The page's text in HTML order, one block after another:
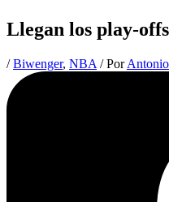
Llegan los play-
/Biwenger, NBA / Por